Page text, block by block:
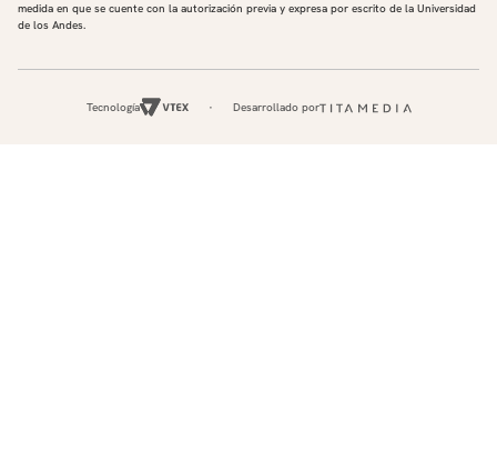
medida en que se cuente con la autorización previa y expresa por escrito de la Universidad
de los Andes.
Tecnología Desarrollado por